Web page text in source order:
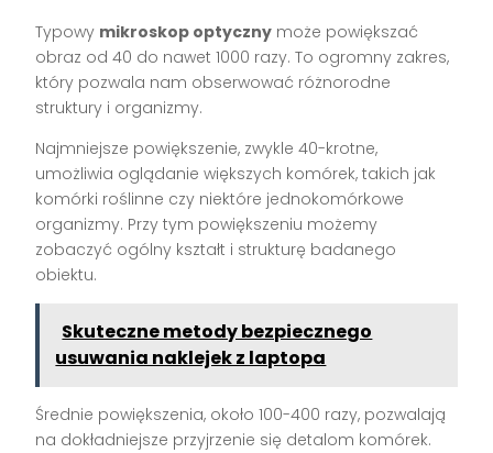
Typowy mikroskop optyczny może powiększać
obraz od 40 do nawet 1000 razy. To ogromny zakres,
który pozwala nam obserwować różnorodne
struktury i organizmy.
Najmniejsze powiększenie, zwykle 40-krotne,
umożliwia oglądanie większych komórek, takich jak
komórki roślinne czy niektóre jednokomórkowe
organizmy. Przy tym powiększeniu możemy
zobaczyć ogólny kształt i strukturę badanego
obiektu.
Skuteczne metody bezpiecznego
usuwania naklejek z laptopa
Średnie powiększenia, około 100-400 razy, pozwalają
na dokładniejsze przyjrzenie się detalom komórek.